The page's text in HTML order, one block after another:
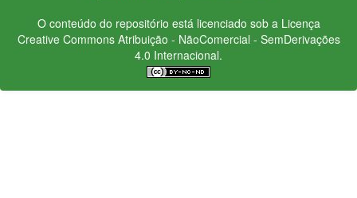
O conteúdo do repositório está licenciado sob a Licença
Creative CommonsAtribuição - NãoComercial - SemDerivações
4.0 Internacional.